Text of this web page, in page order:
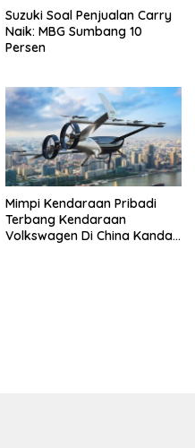
Suzuki Soal Penjualan Carry
Naik: MBG Sumbang 10
Persen
Mimpi Kendaraan Pribadi
Terbang Kendaraan
Volkswagen Di China Kandas